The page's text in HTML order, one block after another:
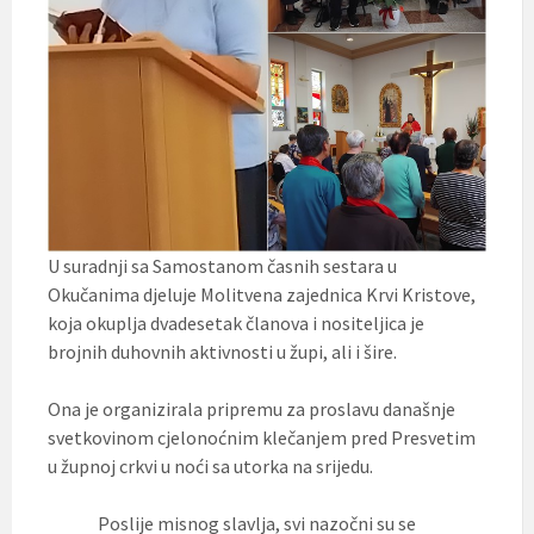
U suradnji sa Samostanom časnih sestara u
Okučanima djeluje Molitvena zajednica Krvi Kristove,
koja okuplja dvadesetak članova i nositeljica je
brojnih duhovnih aktivnosti u župi, ali i šire.
Ona je organizirala pripremu za proslavu današnje
svetkovinom cjelonoćnim klečanjem pred Presvetim
u župnoj crkvi u noći sa utorka na srijedu.
Poslije misnog slavlja, svi nazočni su se